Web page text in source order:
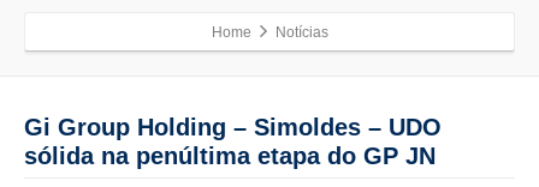
Home Notícias
Gi Group Holding – Simoldes – UDO
sólida na penúltima etapa do GP JN